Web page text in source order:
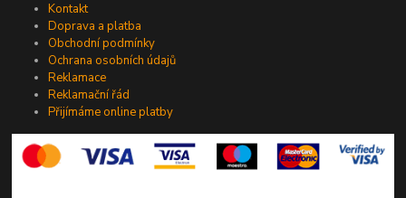
Kontakt
Doprava a platba
Obchodní podmínky
Ochrana osobních údajů
Reklamace
Reklamační řád
Přijímáme online platby